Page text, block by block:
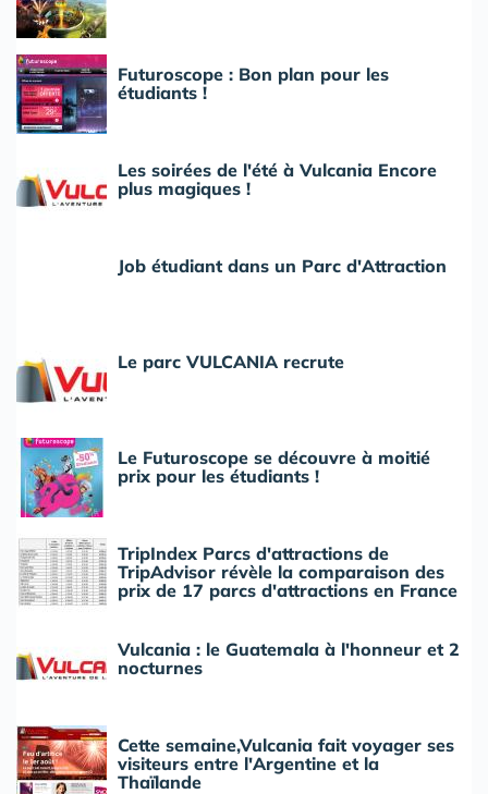
Futuroscope : Bon plan pour les
étudiants !
Les soirées de l'été à Vulcania Encore
plus magiques !
Job étudiant dans un Parc d'Attraction
Le parc VULCANIA recrute
Le Futuroscope se découvre à moitié
prix pour les étudiants !
TripIndex Parcs d'attractions de
TripAdvisor révèle la comparaison des
prix de 17 parcs d'attractions en France
Vulcania : le Guatemala à l'honneur et 2
nocturnes
Cette semaine,Vulcania fait voyager ses
visiteurs entre l'Argentine et la
Thaïlande